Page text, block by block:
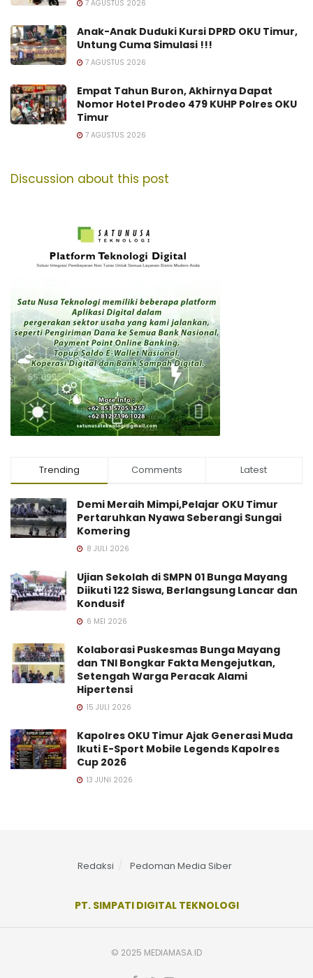
7 AGUSTUS 2026
Anak-Anak Duduki Kursi DPRD OKU Timur,
Untung Cuma Simulasi !!!
7 AGUSTUS 2026
Empat Tahun Buron, Akhirnya Dapat
Nomor Hotel Prodeo 479 KUHP Polres OKU
Timur
7 AGUSTUS 2026
Discussion about this post
Trending Comments Latest
Demi Meraih Mimpi,Pelajar OKU Timur
Pertaruhkan Nyawa Seberangi Sungai
Komering
8 JULI 2026
Ujian Sekolah di SMPN 01 Bunga Mayang
Diikuti 122 Siswa, Berlangsung Lancar dan
Kondusif
6 MEI 2026
Kolaborasi Puskesmas Bunga Mayang
dan TNI Bongkar Fakta Mengejutkan,
Setengah Warga Peracak Alami
Hipertensi
15 JULI 2026
Kapolres OKU Timur Ajak Generasi Muda
Ikuti E-Sport Mobile Legends Kapolres
Cup 2026
13 JUNI 2026
Redaksi Pedoman Media Siber
PT. SIMPATI DIGITAL TEKNOLOGI
© 2025 MEDIAMASA.ID